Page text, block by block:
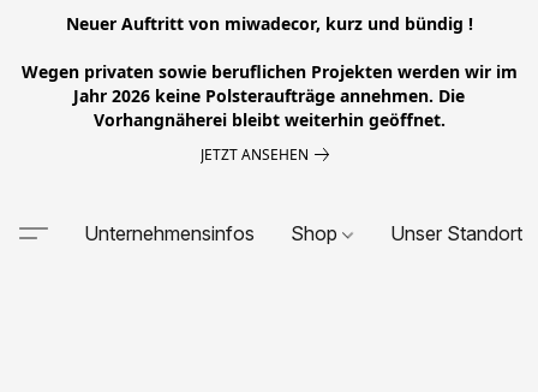
Neuer Auftritt von miwadecor, kurz und bündig !
Wegen privaten sowie beruflichen Projekten werden wir im
Jahr 2026 keine Polsteraufträge annehmen. Die
Vorhangnäherei bleibt weiterhin geöffnet.
JETZT ANSEHEN
Unternehmensinfos Shop Unser Standort